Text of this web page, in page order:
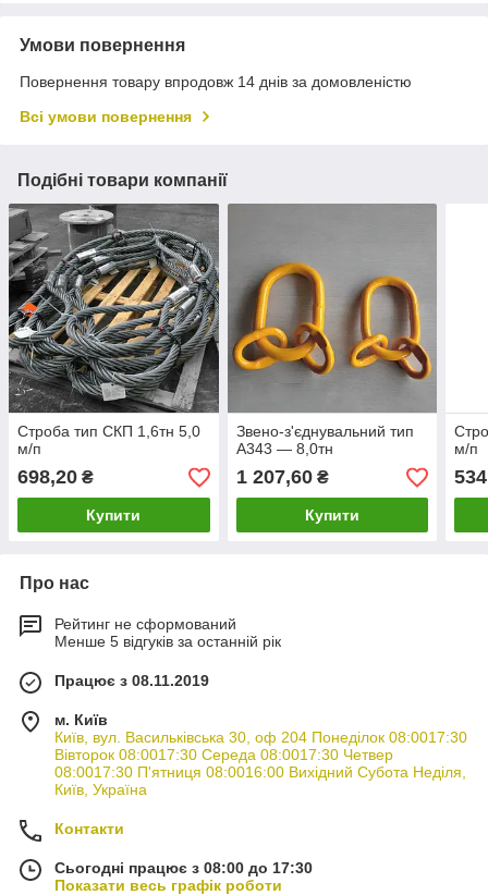
Умови повернення
Повернення товару впродовж 14 днів за домовленістю
Всі умови повернення
Подібні товари компанії
Строба тип СКП 1,6тн 5,0
м/п
698,20 ₴
Купити
Звено-з'єднувальний тип
А343 — 8,0тн
1 207,60₴
Купити
м/п
Про нас
Рейтинг не сформований
Менше 5 відгуків за останній рік
Працює з 08.11.2019
м. Київ
Київ, вул. Васильківська 30, оф 204 Понеділок 08:0017:30
Вівторок 08:0017:30 Середа 08:0017:30 Четвер
08:0017:30 П'ятниця 08:0016:00 Вихідний Субота Неділя,
Київ, Україна
Контакти
Сьогодні працює з 08:00 до 17:30
Показати весь графік роботи